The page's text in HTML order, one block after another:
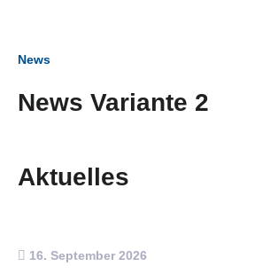
News
News Variante 2
Aktuelles
16. September 2026